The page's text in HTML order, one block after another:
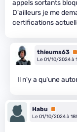
appels sortants
D'ailleurs je me
certifications
thieums63
Le 01/10/2024 à
Il n'y a qu'une
Habu
Premium
Le 01/10/2024 à